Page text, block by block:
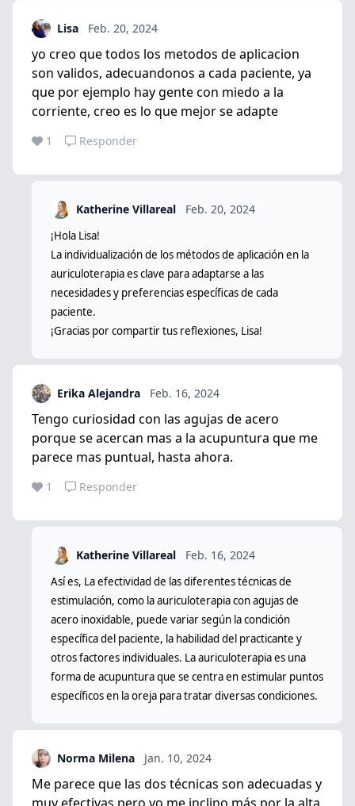
Lisa Feb. 20, 2024
yo creo que todos los metodos de aplicacion
son validos, adecuandonos a cada paciente, ya
que por ejemplo hay gente con miedo a la
corriente, creo es lo que mejor se adapte
1 Responder
Katherine Villareal Feb. 20, 2024
¡Hola Lisa!
La individualización de los métodos de aplicación en la
auriculoterapia es clave para adaptarse a las
necesidades y preferencias específicas de cada
paciente.
¡Gracias por compartir tus reflexiones, Lisa!
Erika Alejandra Feb. 16, 2024
Tengo curiosidad con las agujas de acero
porque se acercan mas a la acupuntura que me
parece mas puntual, hasta ahora.
1 Responder
Katherine Villareal Feb. 16, 2024
Así es, La efectividad de las diferentes técnicas de
estimulación, como la auriculoterapia con agujas de
acero inoxidable, puede variar según la condición
específica del paciente, la habilidad del practicante y
otros factores individuales. La auriculoterapia es una
forma de acupuntura que se centra en estimular puntos
específicos en la oreja para tratar diversas condiciones.
Norma Milena Jan. 10, 2024
Me parece que las dos técnicas son adecuadas y